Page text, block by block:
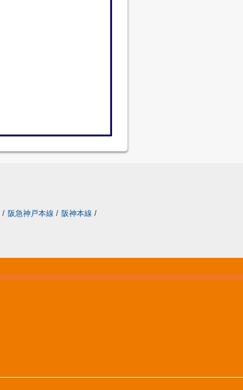
/ 阪急神戸本線 / 阪神本線 /